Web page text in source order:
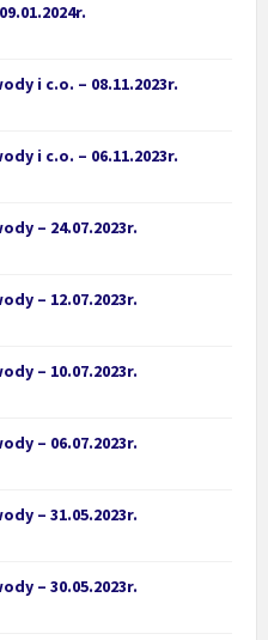
i c.o. – 08.11.2023r.
i c.o. – 06.11.2023r.
– 24.07.2023r.
– 12.07.2023r.
– 10.07.2023r.
– 06.07.2023r.
– 31.05.2023r.
– 30.05.2023r.